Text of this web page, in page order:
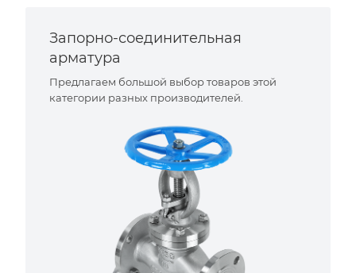
Запорно-соединительная
арматура
Предлагаем большой выбор товаров этой
категории разных производителей.